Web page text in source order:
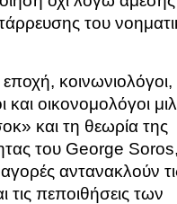
του
κοινωνιολόγοι,
οικονομολόγοι
και τη θεωρία της
του George
αντανακλούν
τις πεποιθήσεις των